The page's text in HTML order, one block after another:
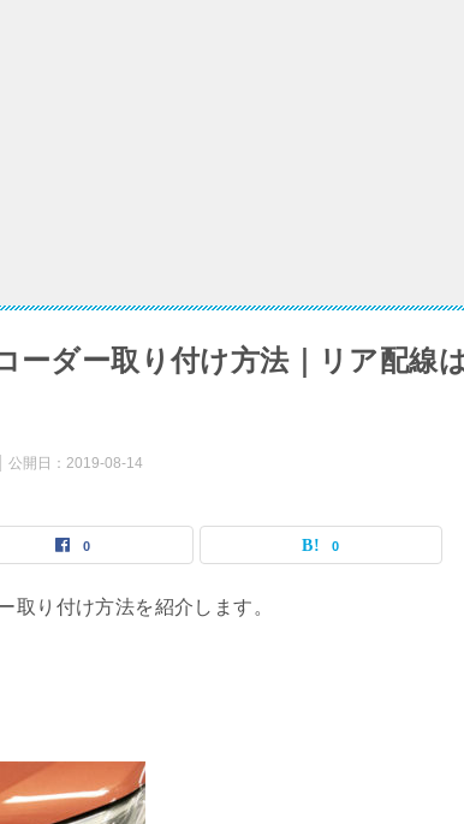
ーダー取り付け方法｜リア配線
公開日： 2019-08-14
0 0
取り付け方法を紹介します。